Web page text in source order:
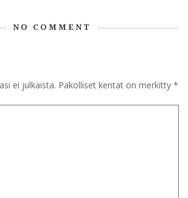
NO COMMENT
ei julkaista. Pakolliset kentät on merkitty *